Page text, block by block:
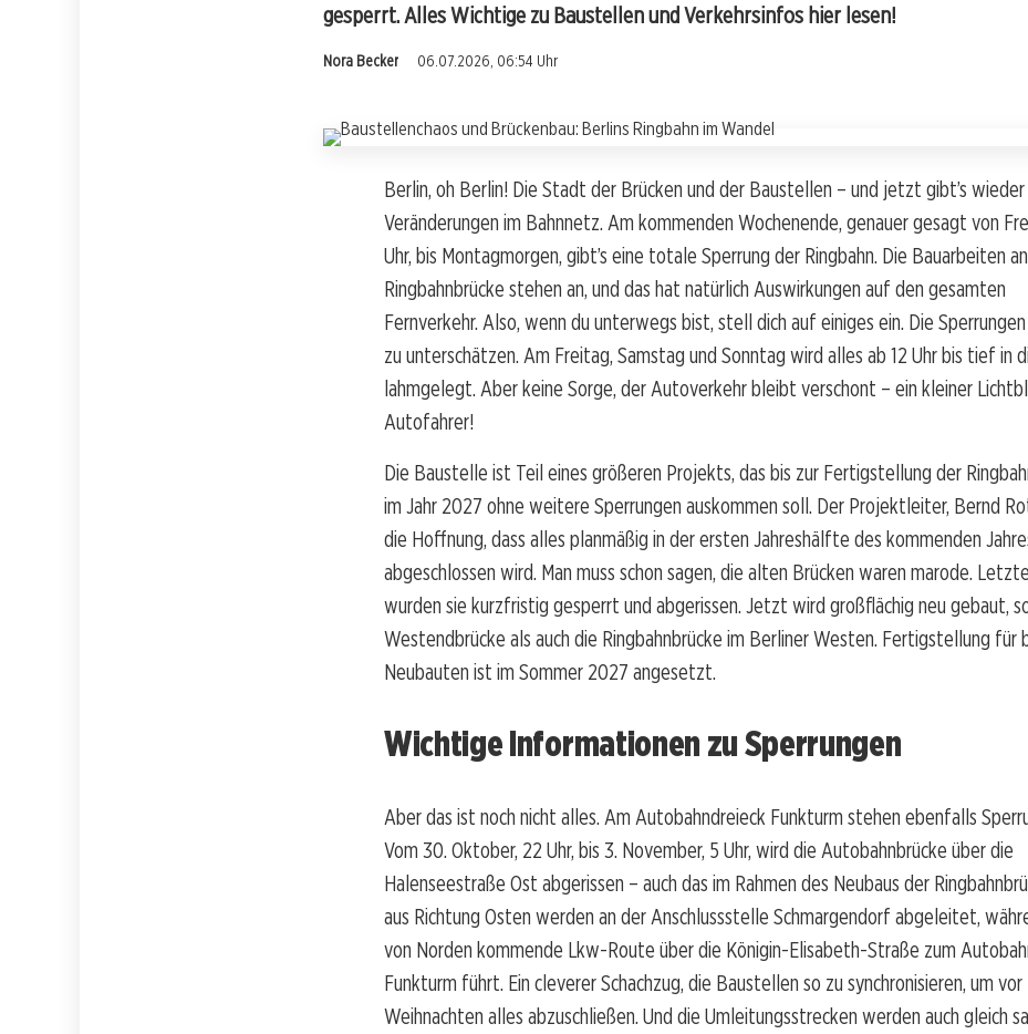
gesperrt. Alles Wichtige zu Baustellen und Verkehrsinfos hier lesen!
Nora Becker 06.07.2026, 06:54 Uhr
Berlin, oh Berlin! Die Stadt der Brücken und der Baustellen – und jetzt gibt’s
Veränderungen im Bahnnetz. Am kommenden Wochenende, genauer gesagt von
Uhr, bis Montagmorgen, gibt’s eine totale Sperrung der Ringbahn. Die Bauarbeiten
Ringbahnbrücke stehen an, und das hat natürlich Auswirkungen auf den gesamten
Fernverkehr. Also, wenn du unterwegs bist, stell dich auf einiges ein. Die
zu unterschätzen. Am Freitag, Samstag und Sonntag wird alles ab 12 Uhr bis tief in
lahmgelegt. Aber keine Sorge, der Autoverkehr bleibt verschont – ein kleiner
Autofahrer!
Die Baustelle ist Teil eines größeren Projekts, das bis zur Fertigstellung der
im Jahr 2027 ohne weitere Sperrungen auskommen soll. Der Projektleiter, Bernd
die Hoffnung, dass alles planmäßig in der ersten Jahreshälfte des kommenden
abgeschlossen wird. Man muss schon sagen, die alten Brücken waren marode.
wurden sie kurzfristig gesperrt und abgerissen. Jetzt wird großflächig neu gebaut,
Westendbrücke als auch die Ringbahnbrücke im Berliner Westen. Fertigstellung für
Neubauten ist im Sommer 2027 angesetzt.
Wichtige Informationen zu Sperrungen
Aber das ist noch nicht alles. Am Autobahndreieck Funkturm stehen ebenfalls
Vom 30. Oktober, 22 Uhr, bis 3. November, 5 Uhr, wird die Autobahnbrücke über die
Halenseestraße Ost abgerissen – auch das im Rahmen des Neubaus der
aus Richtung Osten werden an der Anschlussstelle Schmargendorf abgeleitet,
von Norden kommende Lkw-Route über die Königin-Elisabeth-Straße zum
Funkturm führt. Ein cleverer Schachzug, die Baustellen so zu synchronisieren, um vor
Weihnachten alles abzuschließen. Und die Umleitungsstrecken werden auch gleich